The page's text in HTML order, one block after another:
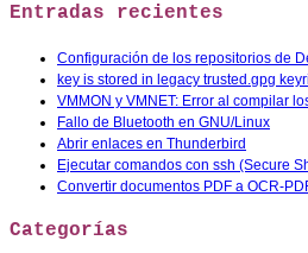
Entradas recientes
Configuración de los repositorios de
key is stored in legacy trusted.gpg
VMMON y VMNET: Error al compilar
Fallo de Bluetooth en GNU/Linux
Abrir enlaces en Thunderbird
Ejecutar comandos con ssh (Secure
Convertir documentos PDF a OCR-
Categorías